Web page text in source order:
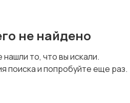
не найдено
нашли то, что вы искали.
поиска и попробуйте еще раз.